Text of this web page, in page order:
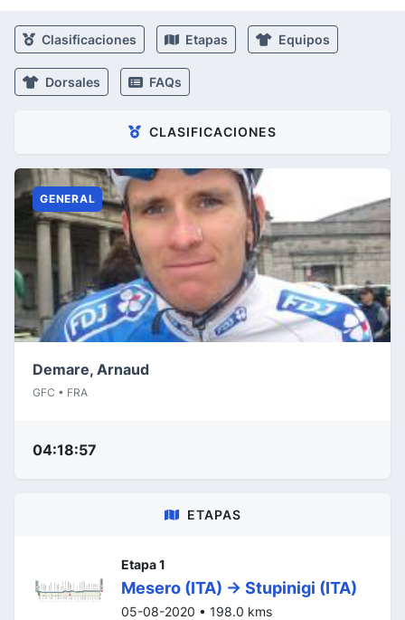
Clasificaciones Etapas Equipos
Dorsales FAQs
CLASIFICACIONES
GENERAL
Demare, Arnaud
GFC • FRA
04:18:57
ETAPAS
Etapa 1
Mesero (ITA) -> Stupinigi (ITA)
05-08-2020 • 198.0 kms